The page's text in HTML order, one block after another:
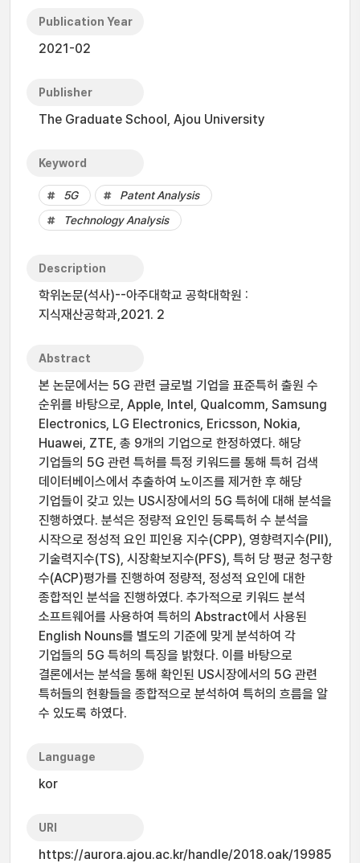
Publication Year
2021-02
Publisher
The Graduate School, Ajou University
Keyword
5G
Patent Analysis
Technology Analysis
Description
학위논문(석사)--아주대학교 공학대학원 :
지식재산공학과,2021. 2
Abstract
본 논문에서는 5G 관련 글로벌 기업을 표준특허 출원 수
순위를 바탕으로, Apple, Intel, Qualcomm, Samsung
Electronics, LG Electronics, Ericsson, Nokia,
Huawei, ZTE, 총 9개의 기업으로 한정하였다. 해당
기업들의 5G 관련 특허를 특정 키워드를 통해 특허 검색
데이터베이스에서 추출하여 노이즈를 제거한 후 해당
기업들이 갖고 있는 US시장에서의 5G 특허에 대해 분석을
진행하였다. 분석은 정량적 요인인 등록특허 수 분석을
시작으로 정성적 요인 피인용 지수(CPP), 영향력지수(PII),
기술력지수(TS), 시장확보지수(PFS), 특허 당 평균 청구항
수(ACP)평가를 진행하여 정량적, 정성적 요인에 대한
종합적인 분석을 진행하였다. 추가적으로 키워드 분석
소프트웨어를 사용하여 특허의 Abstract에서 사용된
English Nouns를 별도의 기준에 맞게 분석하여 각
기업들의 5G 특허의 특징을 밝혔다. 이를 바탕으로
결론에서는 분석을 통해 확인된 US시장에서의 5G 관련
특허들의 현황들을 종합적으로 분석하여 특허의 흐름을 알
수 있도록 하였다.
Language
kor
URI
https://aurora.ajou.ac.kr/handle/2018.oak/19985